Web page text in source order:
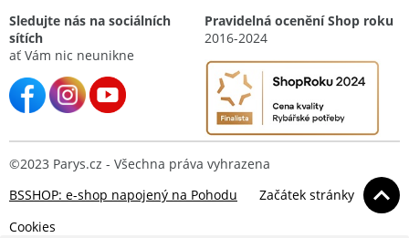
Sledujte nás na sociálních
sítích
ať Vám nic neunikne
Pravidelná ocenění Shop roku
2016-2024
©2023 Parys.cz - Všechna práva vyhrazena
BSSHOP: e-shop napojený na Pohodu
Začátek stránky
Cookies